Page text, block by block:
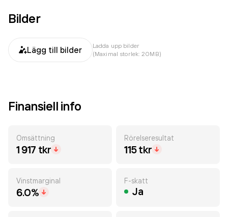
Bilder
Lägg till bilder
Ladda upp bilder
(Maximal storlek: 20MB)
Finansiell info
Omsättning
1 917 tkr
Rörelseresultat
115 tkr
Vinstmarginal
6.0%
F-skatt
Ja